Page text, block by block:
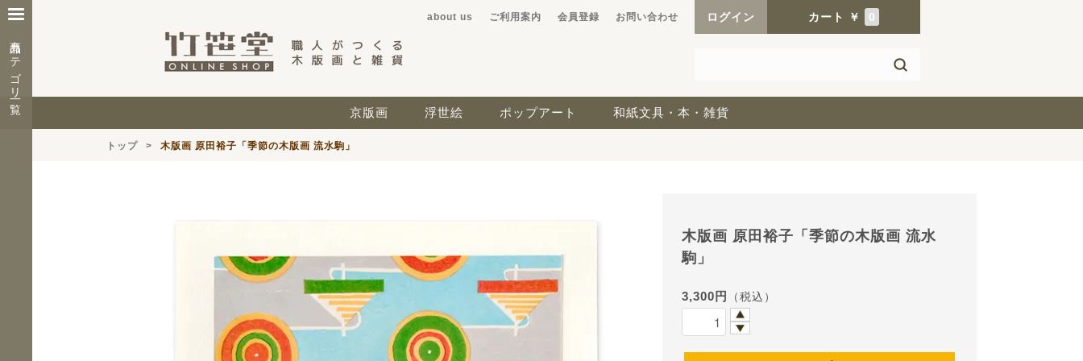
about us ご利用案内 会員登録 お問い合わせ ログイン カート ￥ 0
京版画 浮世絵 ポップアート 和紙文具・本・雑貨
商品カテゴリ一覧
トップ 木版画 原田裕子「季節の木版画 流水駒」
木版画 原田裕子「季節の木版画 流水
駒」
3,300円 （税込）